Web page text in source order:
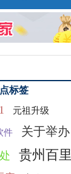
标签
元祖升级
件 关于举办
贵州百里